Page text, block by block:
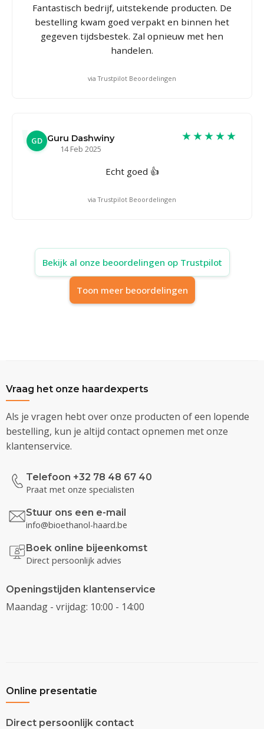
Fantastisch bedrijf, uitstekende producten. De
bestelling kwam goed verpakt en binnen het
gegeven tijdsbestek. Zal opnieuw met hen
handelen.
via Trustpilot Beoordelingen
GD Guru Dashwiny
14 Feb 2025
★★★★★
Echt goed 👍
via Trustpilot Beoordelingen
Bekijk al onze beoordelingen op Trustpilot
Toon meer beoordelingen
Vraag het onze haardexperts
Als je vragen hebt over onze producten of een lopende
bestelling, kun je altijd contact opnemen met onze
klantenservice.
Telefoon +32 78 48 67 40
Praat met onze specialisten
Stuur ons een e-mail
info@bioethanol-haard.be
Boek online bijeenkomst
Direct persoonlijk advies
Openingstijden klantenservice
Maandag - vrijdag: 10:00 - 14:00
Online presentatie
Direct persoonlijk contact